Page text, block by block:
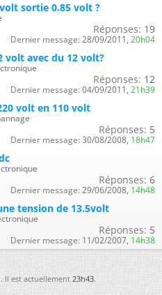
sortie 0.85 volt ?
Réponses: 19
Dernier message: 28/09/2011, 20h04
volt avec du 12 volt?
Réponses: 12
Dernier message: 04/09/2011, 21h39
volt en 110 volt
Réponses: 5
Dernier message: 30/08/2008, 18h47
Réponses: 6
Dernier message: 29/06/2008, 14h48
tension de 13.5volt
Réponses: 5
Dernier message: 11/02/2007, 14h38
Il est actuellement23h43.